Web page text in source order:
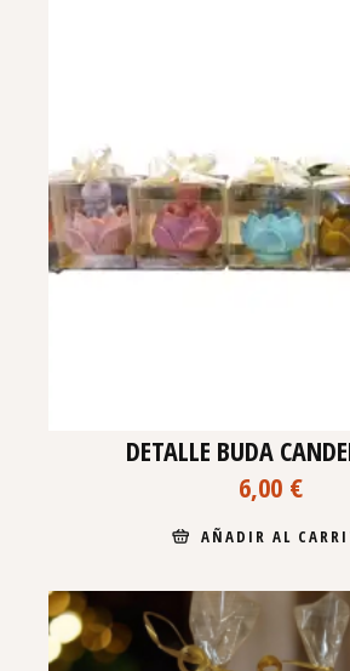
DETALLE BUDA
6,00 €
AÑADIR AL